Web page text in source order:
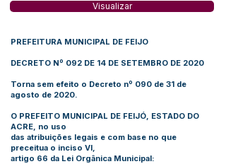
Visualizar
PREFEITURA MUNICIPAL DE FEIJO
DECRETO Nº 092 DE 14 DE SETEMBRO DE 2020
Torna sem efeito o Decreto nº 090 de 31 de
agosto de 2020.
O PREFEITO MUNICIPAL DE FEIJÓ, ESTADO DO
ACRE, no uso
das atribuições legais e com base no que
preceitua o inciso VI,
artigo 66 da Lei Orgânica Municipal: